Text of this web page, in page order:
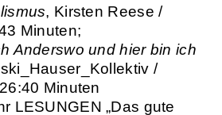
, Kirsten Reese /
Minuten;
Anderswo und hier bin ich
/
Minuten
LESUNGEN „Das gute